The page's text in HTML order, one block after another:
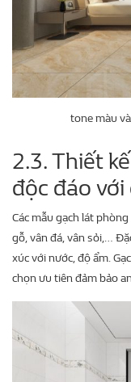
tone màu
2.3. Thiết
độc đáo
Các mẫu gạch lát
gỗ, vân đá, vân sỏi,…
xúc với nước, độ ẩm.
chọn ưu tiên đảm bảo